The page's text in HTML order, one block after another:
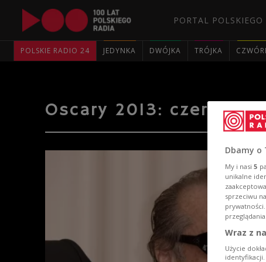
PORTAL POLSKIEGO
POLSKIE RADIO 24 JEDYNKA DWÓJKA TRÓJKA
Oscary 2013: czerwony
Dbamy o
My i nasi 5
unikalne
sprzeciwu
przeglądania.
Wraz z
Użycie